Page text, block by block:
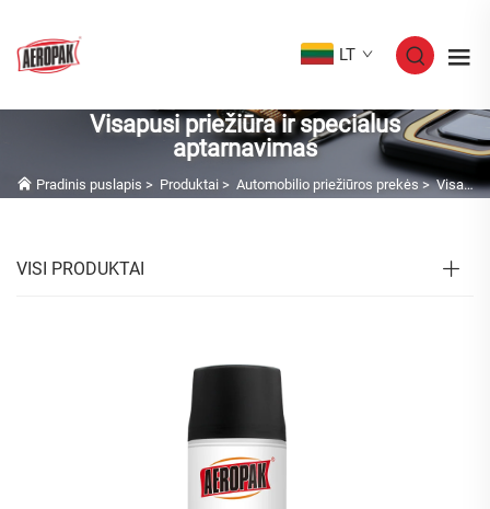
LT
Visapusi priežiūra ir specialus
aptarnavimas
Pradinis puslapis > Produktai > Automobilio priežiūros prekės>Visapusi priežiūra ir specialus aptarnavimas
VISI PRODUKTAI